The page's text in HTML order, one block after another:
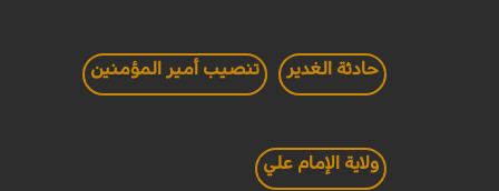
حادثة الغدير تنصيب أمير المؤمنين
ولاية الإمام علي